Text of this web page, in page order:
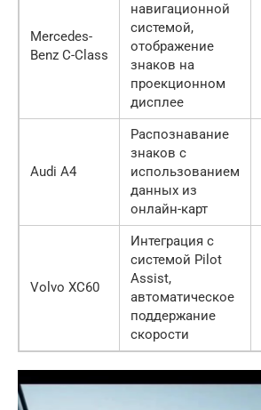
Mercedes-
Benz C-Class
навигационной
системой,
отображение
знаков на
проекционном
дисплее
Audi A4
Распознавание
знаков с
использованием
данных из
онлайн-карт
Volvo XC60
Интеграция с
системой Pilot
Assist,
автоматическое
поддержание
скорости